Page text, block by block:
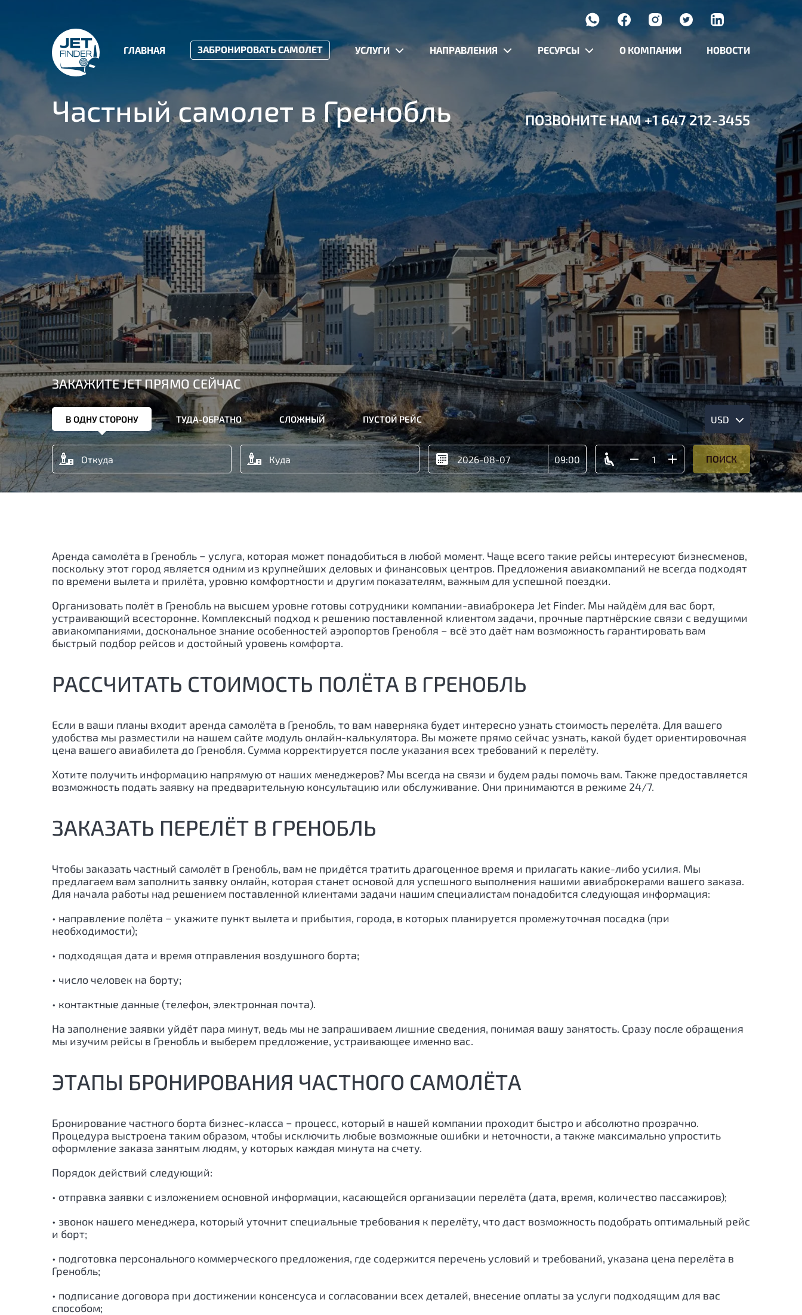
ГЛАВНАЯ ЗАБРОНИРОВАТЬ САМОЛЕТ УСЛУГИ НАПРАВЛЕНИЯ РЕСУРСЫ О КОМПАНИИ НОВОСТИ
Частный самолет в Гренобль ПОЗВОНИТЕ НАМ+1 647 212-3455
ЗАКАЖИТЕ JET ПРЯМО СЕЙЧАС
В ОДНУ СТОРОНУ ТУДА-ОБРАТНО СЛОЖНЫЙ ПУСТОЙ РЕЙС USD
ПОИСК
Аренда самолёта в Гренобль − услуга, которая может понадобиться в любой момент. Чаще всего такие рейсы интересуют бизнесменов,
поскольку этот город является одним из крупнейших деловых и финансовых центров. Предложения авиакомпаний не всегда подходят
по времени вылета и прилёта, уровню комфортности и другим показателям, важным для успешной поездки.
Организовать полёт в Гренобль на высшем уровне готовы сотрудники компании-авиаброкера Jet Finder. Мы найдём для вас борт,
устраивающий всесторонне. Комплексный подход к решению поставленной клиентом задачи, прочные партнёрские связи с ведущими
авиакомпаниями, доскональное знание особенностей аэропортов Гренобля − всё это даёт нам возможность гарантировать вам
быстрый подбор рейсов и достойный уровень комфорта.
РАССЧИТАТЬ СТОИМОСТЬ ПОЛЁТА В ГРЕНОБЛЬ
Если в ваши планы входит аренда самолёта в Гренобль, то вам наверняка будет интересно узнать стоимость перелёта. Для вашего
удобства мы разместили на нашем сайте модуль онлайн-калькулятора. Вы можете прямо сейчас узнать, какой будет ориентировочная
цена вашего авиабилета до Гренобля. Сумма корректируется после указания всех требований к перелёту.
Хотите получить информацию напрямую от наших менеджеров? Мы всегда на связи и будем рады помочь вам. Также предоставляется
возможность подать заявку на предварительную консультацию или обслуживание. Они принимаются в режиме 24/7.
ЗАКАЗАТЬ ПЕРЕЛЁТ В ГРЕНОБЛЬ
Чтобы заказать частный самолёт в Гренобль, вам не придётся тратить драгоценное время и прилагать какие-либо усилия. Мы
предлагаем вам заполнить заявку онлайн, которая станет основой для успешного выполнения нашими авиаброкерами вашего заказа.
Для начала работы над решением поставленной клиентами задачи нашим специалистам понадобится следующая информация:
• направление полёта − укажите пункт вылета и прибытия, города, в которых планируется промежуточная посадка (при
необходимости);
• подходящая дата и время отправления воздушного борта;
• число человек на борту;
• контактные данные (телефон, электронная почта).
На заполнение заявки уйдёт пара минут, ведь мы не запрашиваем лишние сведения, понимая вашу занятость. Сразу после обращения
мы изучим рейсы в Гренобль и выберем предложение, устраивающее именно вас.
ЭТАПЫ БРОНИРОВАНИЯ ЧАСТНОГО САМОЛЁТА
Бронирование частного борта бизнес-класса − процесс, который в нашей компании проходит быстро и абсолютно прозрачно.
Процедура выстроена таким образом, чтобы исключить любые возможные ошибки и неточности, а также максимально упростить
оформление заказа занятым людям, у которых каждая минута на счету.
Порядок действий следующий:
• отправка заявки с изложением основной информации, касающейся организации перелёта (дата, время, количество пассажиров);
• звонок нашего менеджера, который уточнит специальные требования к перелёту, что даст возможность подобрать оптимальный рейс
и борт;
• подготовка персонального коммерческого предложения, где содержится перечень условий и требований, указана цена перелёта в
Гренобль;
• подписание договора при достижении консенсуса и согласовании всех деталей, внесение оплаты за услуги подходящим для вас
способом;